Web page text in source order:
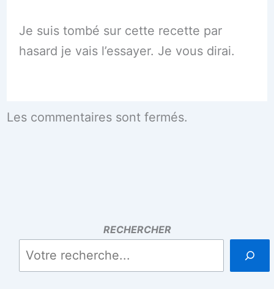
Je suis tombé sur cette recette par
hasard je vais l’essayer. Je vous dirai.
Les commentaires sont fermés.
RECHERCHER